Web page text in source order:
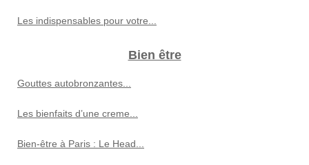
Les indispensables pour votre...
Bien être
Gouttes autobronzantes...
Les bienfaits d’une creme...
Bien-être à Paris : Le Head...